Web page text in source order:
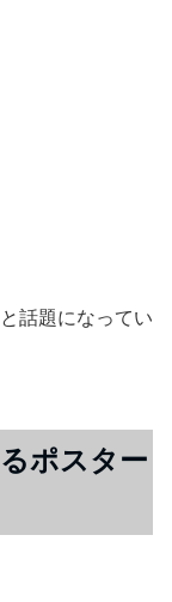
話題になってい
ポスター